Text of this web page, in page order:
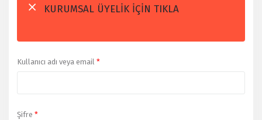
KURUMSAL ÜYELİK İÇİN TIKLA
Kullanıcı adı veya email *
Şifre *